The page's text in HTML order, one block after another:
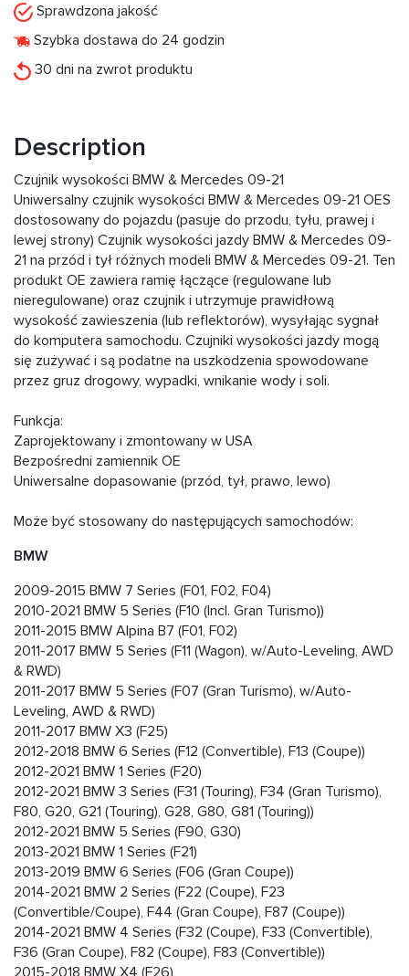
Sprawdzona jakość
Szybka dostawa do 24 godzin
30 dni na zwrot produktu
Description
Czujnik wysokości BMW & Mercedes 09-21
Uniwersalny czujnik wysokości BMW & Mercedes 09-21 OES
dostosowany do pojazdu (pasuje do przodu, tyłu, prawej i
lewej strony) Czujnik wysokości jazdy BMW & Mercedes 09-
21 na przód i tył różnych modeli BMW & Mercedes 09-21. Ten
produkt OE zawiera ramię łączące (regulowane lub
nieregulowane) oraz czujnik i utrzymuje prawidłową
wysokość zawieszenia (lub reflektorów), wysyłając sygnał
do komputera samochodu. Czujniki wysokości jazdy mogą
się zużywać i są podatne na uszkodzenia spowodowane
przez gruz drogowy, wypadki, wnikanie wody i soli.
Funkcja:
Zaprojektowany i zmontowany w USA
Bezpośredni zamiennik OE
Uniwersalne dopasowanie (przód, tył, prawo, lewo)
Może być stosowany do następujących samochodów:
BMW
2009-2015 BMW 7 Series (F01, F02, F04)
2010-2021 BMW 5 Series (F10 (Incl. Gran Turismo))
2011-2015 BMW Alpina B7 (F01, F02)
2011-2017 BMW 5 Series (F11 (Wagon), w/Auto-Leveling, AWD
& RWD)
2011-2017 BMW 5 Series (F07 (Gran Turismo), w/Auto-
Leveling, AWD & RWD)
2011-2017 BMW X3 (F25)
2012-2018 BMW 6 Series (F12 (Convertible), F13 (Coupe))
2012-2021 BMW 1 Series (F20)
2012-2021 BMW 3 Series (F31 (Touring), F34 (Gran Turismo),
F80, G20, G21 (Touring), G28, G80, G81 (Touring))
2012-2021 BMW 5 Series (F90, G30)
2013-2021 BMW 1 Series (F21)
2013-2019 BMW 6 Series (F06 (Gran Coupe))
2014-2021 BMW 2 Series (F22 (Coupe), F23
(Convertible/Coupe), F44 (Gran Coupe), F87 (Coupe))
2014-2021 BMW 4 Series (F32 (Coupe), F33 (Convertible),
F36 (Gran Coupe), F82 (Coupe), F83 (Convertible))